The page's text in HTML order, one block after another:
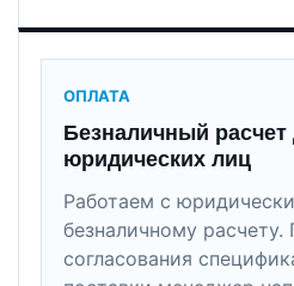
ОПЛАТА
Безналичный расчет
юридических лиц
Работаем с
безналичному расчету.
согласования